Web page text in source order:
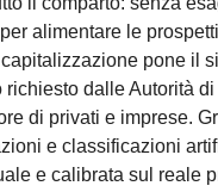
alimentare le
pone il
dalle Autorità
di privati e imprese.
e classificazioni
e calibrata sul reale